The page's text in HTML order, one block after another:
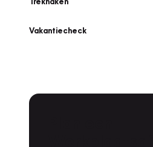
Vakantiecheck